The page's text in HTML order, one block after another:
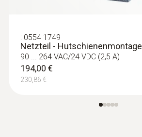
: 0554 1749
Netzteil - Hutschienenmontage
90 ... 264 VAC/24 VDC (2,5 A)
194,00 €
230,86 €